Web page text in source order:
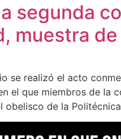
segunda
muestra
se realizó el acto
el que miembros de la
obelisco de la